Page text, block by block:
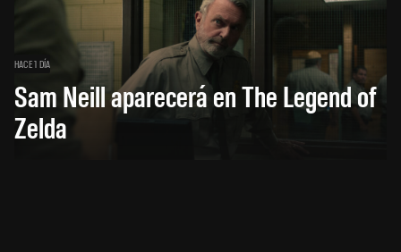
HACE 1 DÍA
Sam Neill aparecerá en The Legend of
Zelda